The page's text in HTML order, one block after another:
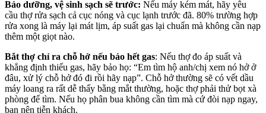
Bảo dưỡng, vệ sinh sạch sẽ trước: Nếu máy kém mát, hãy yêu
cầu thợ rửa sạch cả cục nóng và cục lạnh trước đã. 80% trường hợp
rửa xong là máy lại mát lịm, áp suất gas lại chuẩn mà không cần nạp
thêm một giọt nào.
Bắt thợ chỉ ra chỗ hở nếu bảo hết gas: Nếu thợ đo áp suất và
khẳng định thiếu gas, hãy bảo họ: “Em tìm hộ anh/chị xem nó hở ở
đâu, xử lý chỗ hở đó đi rồi hãy nạp”. Chỗ hở thường sẽ có vết dầu
máy loang ra rất dễ thấy bằng mắt thường, hoặc thợ phải thử bọt xà
phòng để tìm. Nếu họ phân bua không cần tìm mà cứ đòi nạp ngay,
bạn nên tiễn khách.